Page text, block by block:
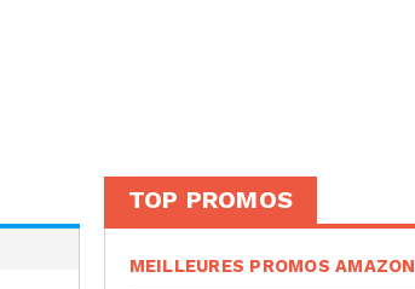
TOP PROMOS
MEILLEURES PROMOS AMAZON